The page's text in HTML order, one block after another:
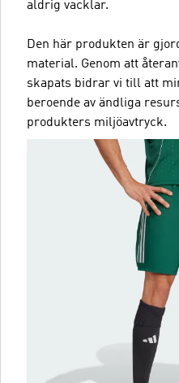
aldrig vacklar.
Den här produkten är
material. Genom att
skapats bidrar vi till att
beroende av ändliga
produkters miljöavtryck.